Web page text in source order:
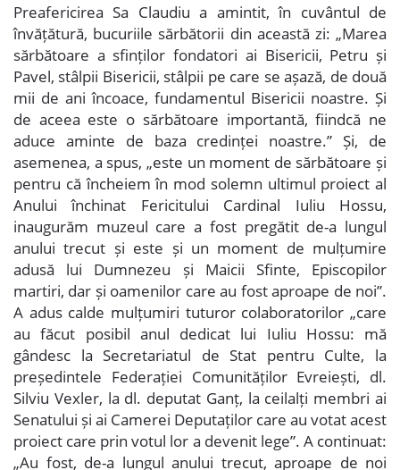
Preafericirea Sa Claudiu a amintit, în cuvântul de
învățătură, bucuriile sărbătorii din această zi: „Marea
sărbătoare a sfinților fondatori ai Bisericii, Petru și
Pavel, stâlpii Bisericii, stâlpii pe care se așază, de două
mii de ani încoace, fundamentul Bisericii noastre. Și
de aceea este o sărbătoare importantă, fiindcă ne
aduce aminte de baza credinței noastre.” Și, de
asemenea, a spus, „este un moment de sărbătoare și
pentru că încheiem în mod solemn ultimul proiect al
Anului închinat Fericitului Cardinal Iuliu Hossu,
inaugurăm muzeul care a fost pregătit de-a lungul
anului trecut și este și un moment de mulțumire
adusă lui Dumnezeu și Maicii Sfinte, Episcopilor
martiri, dar și oamenilor care au fost aproape de noi”.
A adus calde mulțumiri tuturor colaboratorilor „care
au făcut posibil anul dedicat lui Iuliu Hossu: mă
gândesc la Secretariatul de Stat pentru Culte, la
președintele Federației Comunităților Evreiești, dl.
Silviu Vexler, la dl. deputat Ganț, la ceilalți membri ai
Senatului și ai Camerei Deputaților care au votat acest
proiect care prin votul lor a devenit lege”. A continuat:
„Au fost, de-a lungul anului trecut, aproape de noi